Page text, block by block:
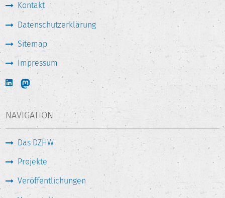
Kontakt
Datenschutzerklärung
Sitemap
Impressum
NAVIGATION
Das DZHW
Projekte
Veröffentlichungen